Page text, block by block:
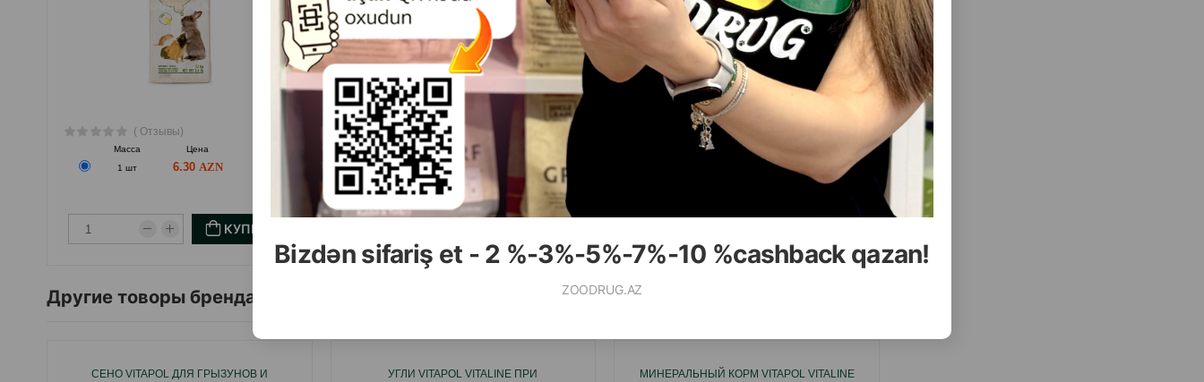
Bizdən sifariş et - 2 %-3%-5%-7%-10 %cashback qazan!
ZOODRUG.AZ
( Отзывы)
Масса Цена
1 шт
6.30
КУПИТЬ
Другие товоры бренда
СЕНО VITAPOL ДЛЯ ГРЫЗУНОВ И
УГЛИ VITAPOL VITALINE ПРИ
МИНЕРАЛЬНЫЙ КОРМ VITAPOL VITALINE